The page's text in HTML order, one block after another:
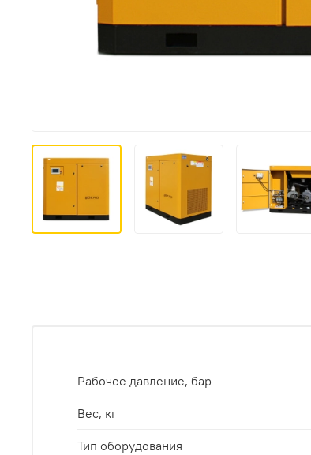
Рабочее давление, бар
Вес, кг
Тип оборудования